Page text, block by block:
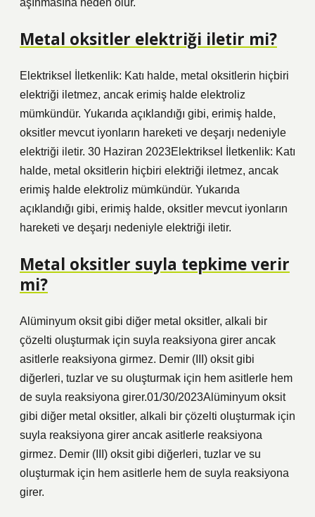
aşınmasına neden olur.
Metal oksitler elektriği iletir mi?
Elektriksel İletkenlik: Katı halde, metal oksitlerin hiçbiri
elektriği iletmez, ancak erimiş halde elektroliz
mümkündür. Yukarıda açıklandığı gibi, erimiş halde,
oksitler mevcut iyonların hareketi ve deşarjı nedeniyle
elektriği iletir. 30 Haziran 2023Elektriksel İletkenlik: Katı
halde, metal oksitlerin hiçbiri elektriği iletmez, ancak
erimiş halde elektroliz mümkündür. Yukarıda
açıklandığı gibi, erimiş halde, oksitler mevcut iyonların
hareketi ve deşarjı nedeniyle elektriği iletir.
Metal oksitler suyla tepkime verir
mi?
Alüminyum oksit gibi diğer metal oksitler, alkali bir
çözelti oluşturmak için suyla reaksiyona girer ancak
asitlerle reaksiyona girmez. Demir (III) oksit gibi
diğerleri, tuzlar ve su oluşturmak için hem asitlerle hem
de suyla reaksiyona girer.01/30/2023Alüminyum oksit
gibi diğer metal oksitler, alkali bir çözelti oluşturmak için
suyla reaksiyona girer ancak asitlerle reaksiyona
girmez. Demir (III) oksit gibi diğerleri, tuzlar ve su
oluşturmak için hem asitlerle hem de suyla reaksiyona
girer.